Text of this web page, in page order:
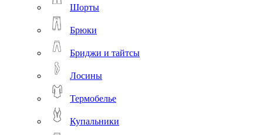
Шорты
Брюки
Бриджи и тайтсы
Лосины
Термобелье
Купальники